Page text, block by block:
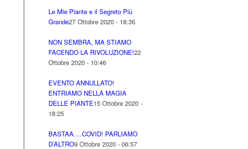
Le Mie Piante e il Segreto Più
Grande27 Ottobre 2020 - 18:36
NON SEMBRA, MA STIAMO
FACENDO LA RIVOLUZIONE!22
Ottobre 2020 - 10:46
EVENTO ANNULLATO!
ENTRIAMO NELLA MAGIA
DELLE PIANTE15 Ottobre 2020 -
18:25
BASTAA….COVID! PARLIAMO
D’ALTRO9 Ottobre 2020 - 06:57